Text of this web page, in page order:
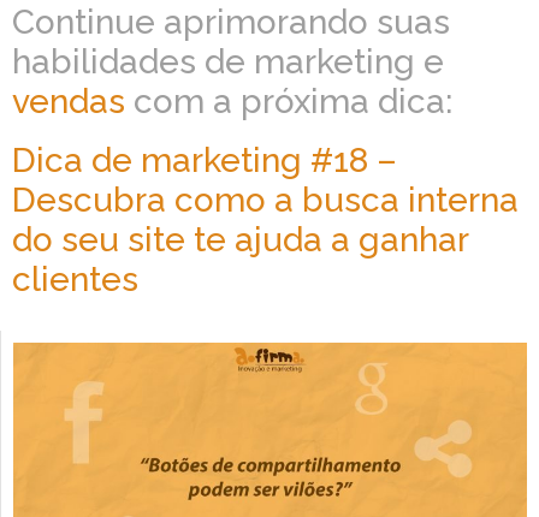
Continue aprimorando suas
habilidades de marketing e
vendas com a próxima dica:
Dica de marketing #18 –
Descubra como a busca interna
do seu site te ajuda a ganhar
clientes